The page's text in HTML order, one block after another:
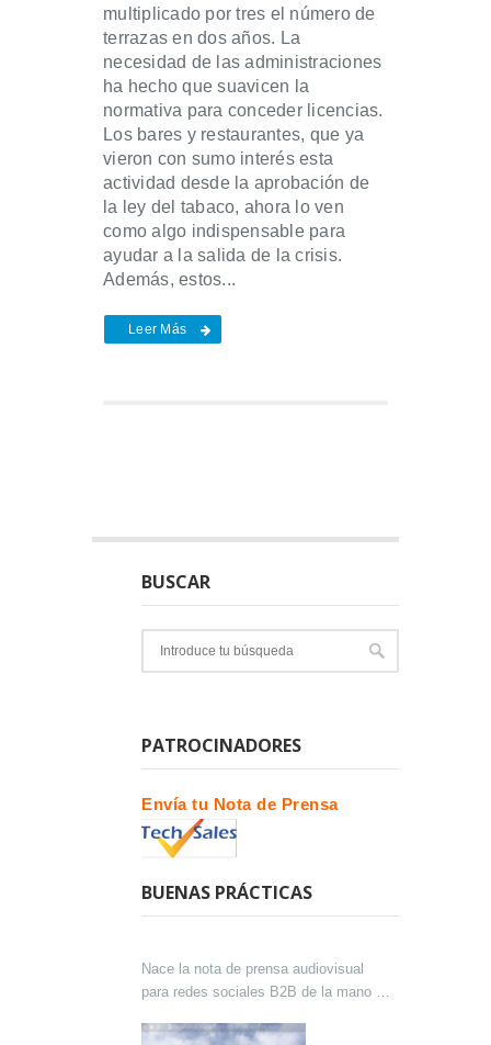
multiplicado por tres el número de
terrazas en dos años. La
necesidad de las administraciones
ha hecho que suavicen la
normativa para conceder licencias.
Los bares y restaurantes, que ya
vieron con sumo interés esta
actividad desde la aprobación de
la ley del tabaco, ahora lo ven
como algo indispensable para
ayudar a la salida de la crisis.
Además, estos...
Leer Más
BUSCAR
PATROCINADORES
Envía tu Nota de Prensa
BUENAS PRÁCTICAS
Nace la nota de prensa audiovisual
para redes sociales B2B de la mano de